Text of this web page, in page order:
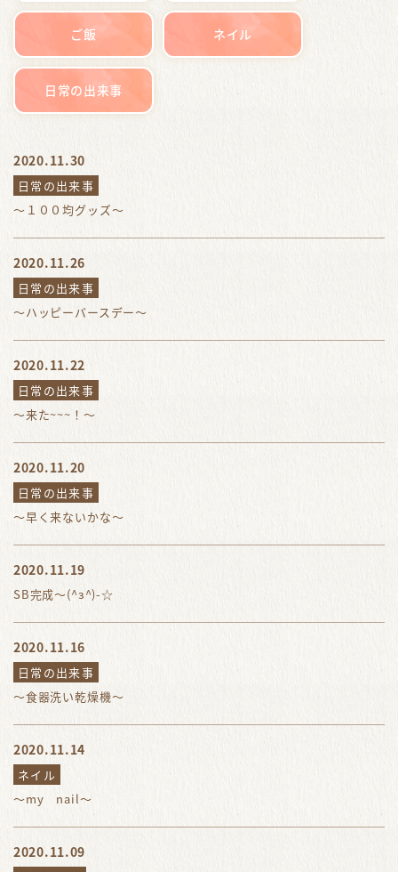
ご飯 ネイル
日常の出来事
2020.11.30
日常の出来事
～１００均グッズ～
2020.11.26
日常の出来事
〜ハッピーバースデー〜
2020.11.22
日常の出来事
～来た~~~！～
2020.11.20
日常の出来事
～早く来ないかな～
2020.11.19
SB完成～(^з^)-☆
2020.11.16
日常の出来事
～食器洗い乾燥機～
2020.11.14
ネイル
～my nail～
2020.11.09